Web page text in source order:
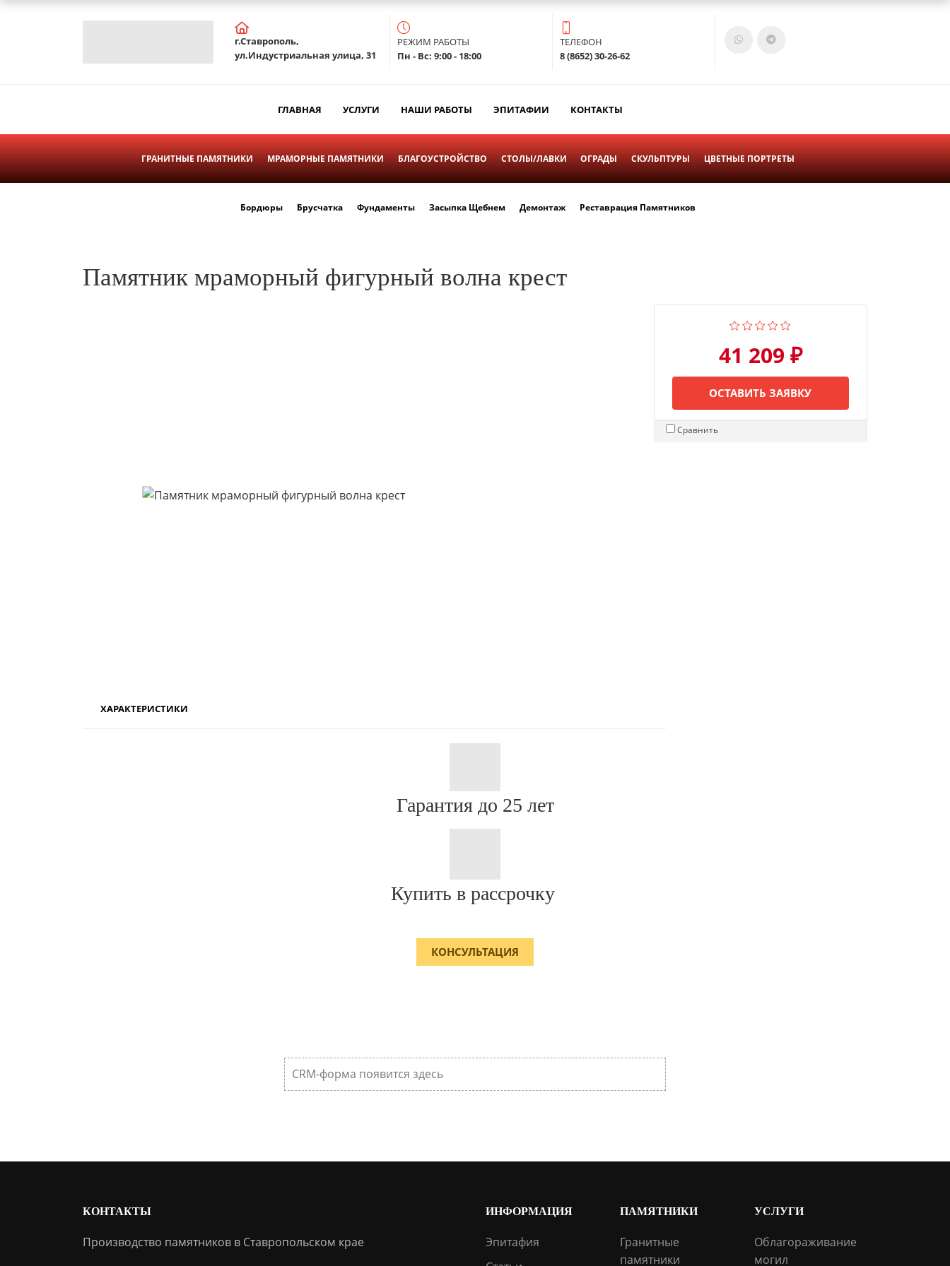
г.Ставрополь,
ул.Индустриальная улица, 31
РЕЖИМ РАБОТЫ
Пн - Вс: 9:00 - 18:00
ТЕЛЕФОН
8 (8652) 30-26-62
ГЛАВНАЯ УСЛУГИ НАШИ РАБОТЫ ЭПИТАФИИ КОНТАКТЫ
ГРАНИТНЫЕ ПАМЯТНИКИ МРАМОРНЫЕ ПАМЯТНИКИ БЛАГОУСТРОЙСТВО СТОЛЫ/ЛАВКИ ОГРАДЫ СКУЛЬПТУРЫ ЦВЕТНЫЕ ПОРТРЕТЫ
Бордюры Брусчатка Фундаменты Засыпка Щебнем Демонтаж Реставрация Памятников
Памятник мраморный фигурный волна крест
41 209 ₽
ОСТАВИТЬ ЗАЯВКУ
Сравнить
ХАРАКТЕРИСТИКИ
Гарантия до 25 лет
Купить в рассрочку
КОНСУЛЬТАЦИЯ
CRM-форма появится здесь
КОНТАКТЫ
Производство памятников в Ставропольском крае
ИНФОРМАЦИЯ
Эпитафия
ПАМЯТНИКИ
Гранитные
памятники
УСЛУГИ
Облагораживание
могил